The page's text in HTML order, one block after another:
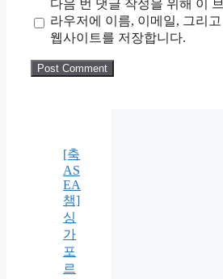
다음 번 댓글 작성을 위해 이 브
라우저에 이름, 이메일, 그리고
웹사이트를 저장합니다.
[축
AS
EA
챔]
싱
가
포
르